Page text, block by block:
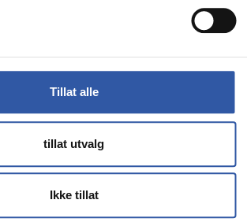
Tillat alle
tillat utvalg
Ikke tillat